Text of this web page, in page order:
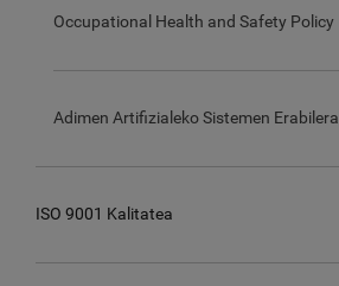
Occupational Health and Safety Policy
Adimen Artifizialeko Sistemen
ISO 9001 Kalitatea